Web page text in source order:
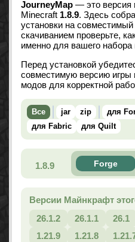
JourneyMap — это версия
Minecraft 1.8.9. Здесь
установки на
скачиванием проверьте,
именно для вашего набора
Перед установкой
совместимую версию игры
модов для корректной
Все jar zip для
для Fabric
для Quilt
1.8.9 Forge
Версии Майнкрафт
26.1.2
26.1.1 26.1
1.21.9
1.21.8